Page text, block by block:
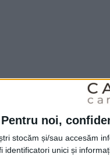
Pentru noi,
stocăm și/sau accesăm
identificatori unici și